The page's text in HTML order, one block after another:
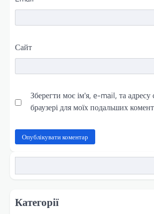
Сайт
Зберегти моє ім'я, e-mail, та
браузері для моїх подальших
Категорії